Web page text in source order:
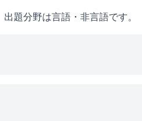
出題分野は言語・非言語です。